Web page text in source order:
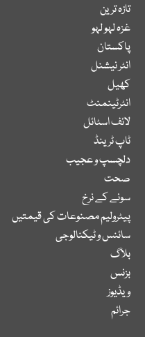
تازہ ترین
غزہ لہو لہو
پاکستان
انٹر نیشنل
کھیل
انٹرٹینمنٹ
لائف اسٹائل
ٹاپ ٹرینڈ
دلچسپ و عجیب
صحت
سونے کے نرخ
پیٹرولیم مصنوعات کی قیمتیں
سائنس و ٹیکنالوجی
بلاگ
بزنس
ویڈیوز
جرائم